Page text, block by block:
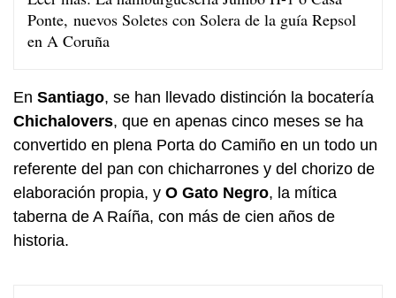
Ponte, nuevos Soletes con Solera de la guía Repsol
en A Coruña
En Santiago, se han llevado distinción la bocatería
Chichalovers, que en apenas cinco meses se ha
convertido en plena Porta do Camiño en un todo un
referente del pan con chicharrones y del chorizo de
elaboración propia, y O Gato Negro, la mítica
taberna de A Raíña, con más de cien años de
historia.